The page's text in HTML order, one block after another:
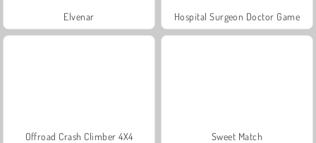
Elvenar Hospital Surgeon Doctor Game
Offroad Crash Climber 4X4 Sweet Match